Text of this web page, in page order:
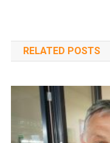
RELATED POSTS